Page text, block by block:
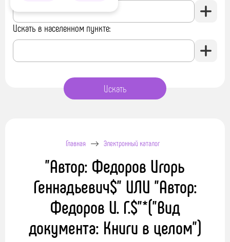
Искать в населенном пункте:
Главная Электронный каталог
"Автор: Федоров Игорь
Геннадьевич$" ИЛИ "Автор:
Федоров И. Г.$"*("Вид
документа: Книги в целом")